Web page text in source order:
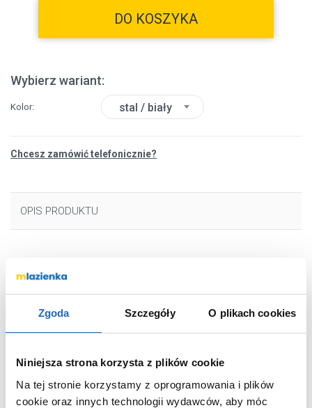
Zgoda Szczegóły O plikach cookies
Niniejsza strona korzysta z plików cookie
Na tej stronie korzystamy z oprogramowania i plików
cookie oraz innych technologii wydawców, aby móc
DO KOSZYKA
Wybierz wariant:
Kolor stal / biały
Chcesz zamówić telefonicznie?
OPIS PRODUKTU
Nr katalogowy
BOCW720
Montaż
stojąca
biały